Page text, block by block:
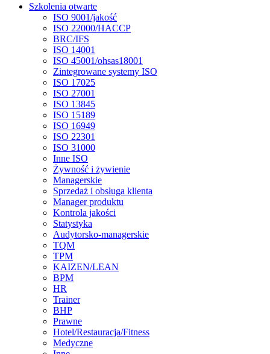
Szkolenia otwarte
ISO 9001/jakość
ISO 22000/HACCP
BRC/IFS
ISO 14001
ISO 45001/ohsas18001
Zintegrowane systemy ISO
ISO 17025
ISO 27001
ISO 13845
ISO 15189
ISO 16949
ISO 22301
ISO 31000
Inne ISO
Żywność i żywienie
Managerskie
Sprzedaż i obsługa klienta
Manager produktu
Kontrola jakości
Statystyka
Audytorsko-managerskie
TQM
TPM
KAIZEN/LEAN
BPM
HR
Trainer
BHP
Prawne
Hotel/Restauracja/Fitness
Medyczne